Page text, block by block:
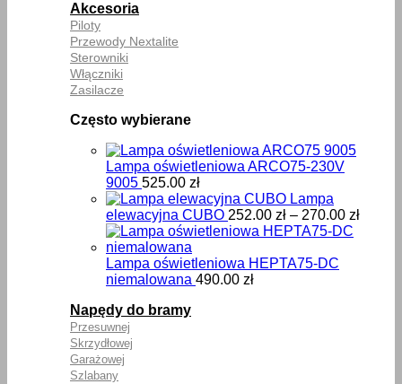
Akcesoria
Piloty
Przewody Nextalite
Sterowniki
Włączniki
Zasilacze
Często wybierane
Lampa oświetleniowa ARCO75-230V
9005 525.00 zł
Lampa
elewacyjna CUBO 252.00 zł – 270.00 złZakres
Lampa oświetleniowa HEPTA75-DC
niemalowana 490.00 zł
Napędy do bramy
Przesuwnej
Skrzydłowej
Garażowej
Szlabany